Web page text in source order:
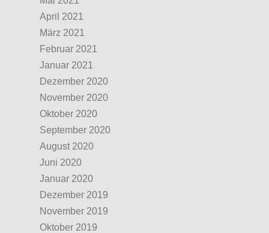
April 2021
März 2021
Februar 2021
Januar 2021
Dezember 2020
November 2020
Oktober 2020
September 2020
August 2020
Juni 2020
Januar 2020
Dezember 2019
November 2019
Oktober 2019